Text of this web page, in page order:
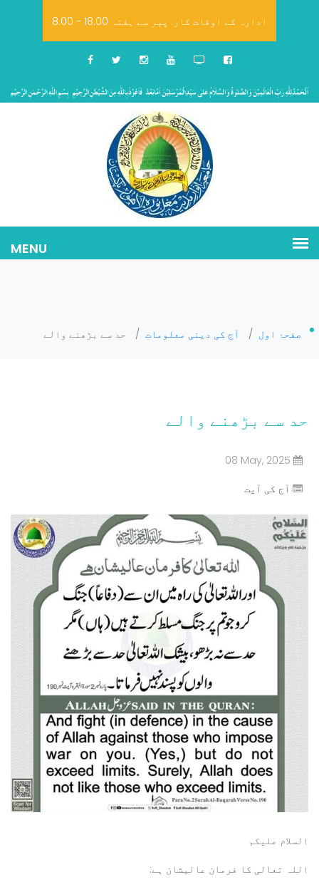
8.00 - 18.00 ادارہ کے اوقات کار: پیر سے ہفتہ
صفحۂ اول / آج کی دینی معلومات / حد سے بڑھنے والے
حد سے بڑھنے والے
08 May, 2025
آج کی آیت
السلام عليكم
اللہ تعالی کا فرمان عالیشان ہے: